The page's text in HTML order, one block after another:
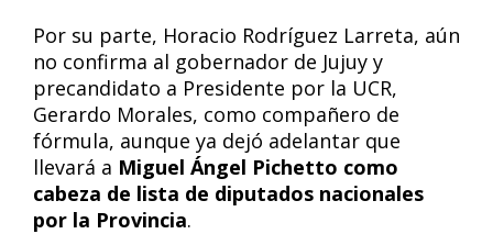
Por su parte, Horacio Rodríguez Larreta, aún
no confirma al gobernador de Jujuy y
precandidato a Presidente por la UCR,
Gerardo Morales, como compañero de
fórmula, aunque ya dejó adelantar que
llevará a Miguel Ángel Pichetto como
cabeza de lista de diputados nacionales
por la Provincia.